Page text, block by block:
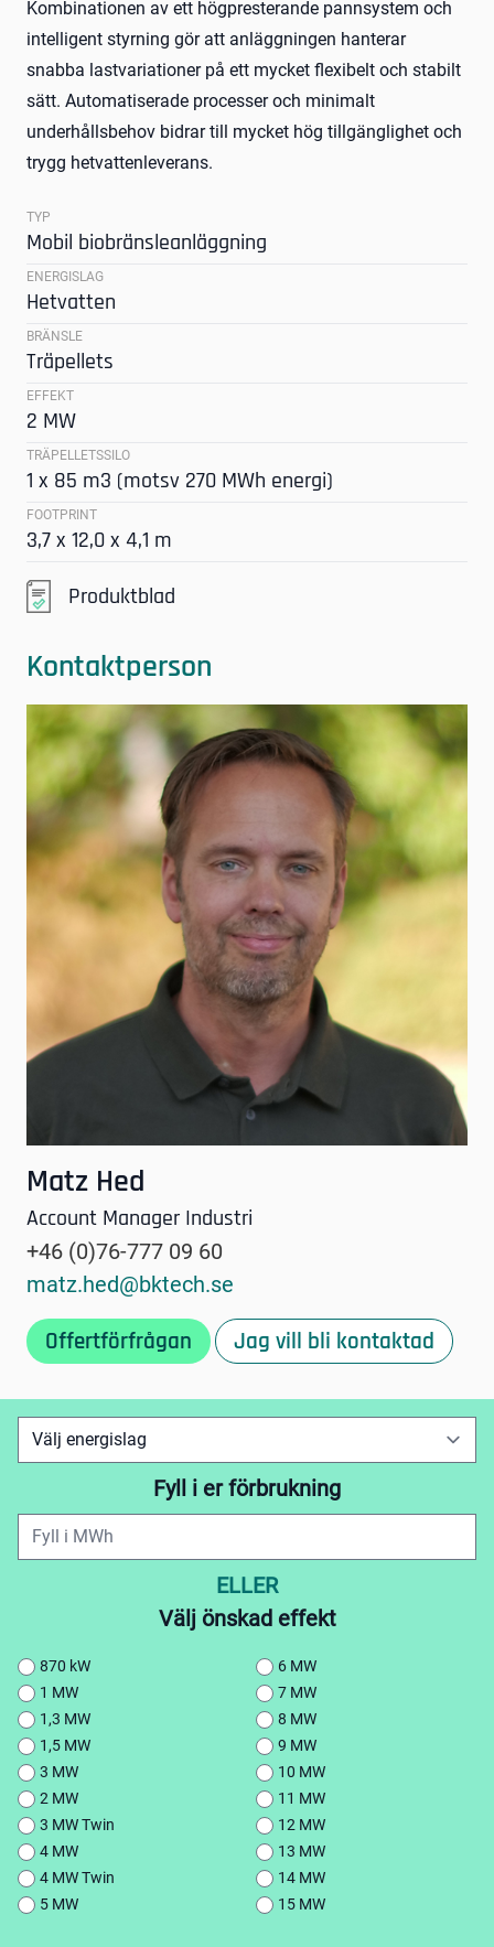
Fyll i er förbrukning
ELLER
Välj önskad effekt
870 kW
1 MW
1,3 MW
1,5 MW
3 MW
2 MW
3 MW Twin
4 MW
4 MW Twin
5 MW
6 MW
7 MW
8 MW
9 MW
10 MW
11 MW
12 MW
13 MW
14 MW
15 MW
Kombinationen av ett högpresterande pannsystem och
intelligent styrning gör att anläggningen hanterar
snabba lastvariationer på ett mycket flexibelt och stabilt
sätt. Automatiserade processer och minimalt
underhållsbehov bidrar till mycket hög tillgänglighet och
trygg hetvattenleverans.
TYP
Mobil biobränsleanläggning
ENERGISLAG
Hetvatten
BRÄNSLE
Träpellets
EFFEKT
2 MW
TRÄPELLETSSILO
1 x 85 m3 (motsv 270 MWh energi)
FOOTPRINT
3,7 x 12,0 x 4,1 m
Produktblad
Kontaktperson
Matz Hed
Account Manager Industri
+46 (0)76-777 09 60
matz.hed@bktech.se
Offertförfrågan Jag vill bli kontaktad